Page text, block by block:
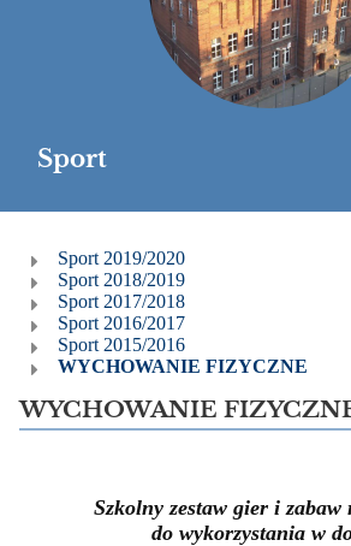
Sport
SportSport 2019/2020
Sport 2018/2019
Sport 2017/2018
Sport 2016/2017
Sport 2015/2016
WYCHOWANIE FIZYCZNE
WYCHOWANIE
Szkolny zestaw gier i zabaw
do wykorzystania w